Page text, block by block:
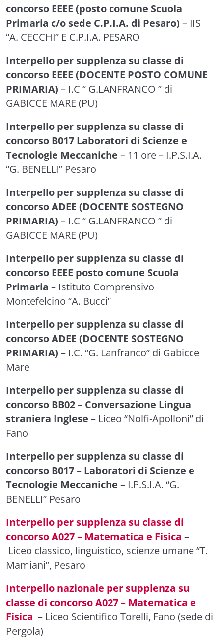
concorso EEEE (posto comune Scuola
Primaria c/o sede C.P.I.A. di Pesaro) – IIS
“A. CECCHI” E C.P.I.A. PESARO
Interpello per supplenza su classe di
concorso EEEE (DOCENTE POSTO COMUNE
PRIMARIA) – I.C “ G.LANFRANCO ” di
GABICCE MARE (PU)
Interpello per supplenza su classe di
concorso B017 Laboratori di Scienze e
Tecnologie Meccaniche – 11 ore – I.P.S.I.A.
“G. BENELLI” Pesaro
Interpello per supplenza su classe di
concorso ADEE (DOCENTE SOSTEGNO
PRIMARIA) – I.C “ G.LANFRANCO ” di
GABICCE MARE (PU)
Interpello per supplenza su classe di
concorso EEEE posto comune Scuola
Primaria – Istituto Comprensivo
Montefelcino “A. Bucci”
Interpello per supplenza su classe di
concorso ADEE (DOCENTE SOSTEGNO
PRIMARIA) – I.C. “G. Lanfranco” di Gabicce
Mare
Interpello per supplenza su classe di
concorso BB02 – Conversazione Lingua
straniera Inglese – Liceo “Nolfi-Apolloni” di
Fano
Interpello per supplenza su classe di
concorso B017 – Laboratori di Scienze e
Tecnologie Meccaniche – I.P.S.I.A. “G.
BENELLI” Pesaro
Interpello per supplenza su classe di
concorso A027 – Matematica e Fisica –
Liceo classico, linguistico, scienze umane “T.
Mamiani”, Pesaro
Interpello nazionale per supplenza su
classe di concorso A027 – Matematica e
Fisica – Liceo Scientifico Torelli, Fano (sede di
Pergola)